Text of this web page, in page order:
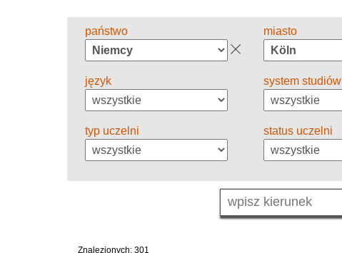
państwo miasto
język system studiów
typ uczelni status uczelni
Znalezionych: 301